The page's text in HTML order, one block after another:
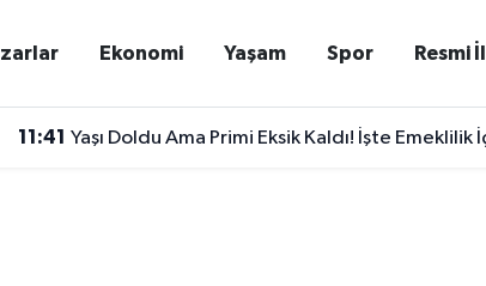
Ekonomi Yaşam Spor Resmi
Yaşı Doldu Ama Primi Eksik Kaldı! İşte Emeklilik